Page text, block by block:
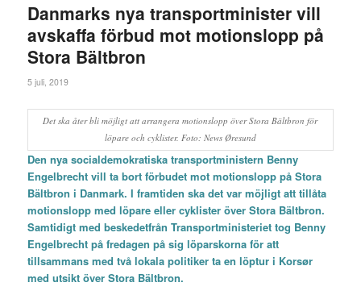
Danmarks nya transportminister vill
avskaffa förbud mot motionslopp på
Stora Bältbron
5 juli, 2019
Det ska åter bli möjligt att arrangera motionslopp över Stora Bältbron för
löpare och cyklister. Foto: News Øresund
Den nya socialdemokratiska transportministern Benny
Engelbrecht vill ta bort förbudet mot motionslopp på Stora
Bältbron i Danmark. I framtiden ska det var möjligt att tillåta
motionslopp med löpare eller cyklister över Stora Bältbron.
Samtidigt med beskedetfrån Transportministeriet tog Benny
Engelbrecht på fredagen på sig löparskorna för att
tillsammans med två lokala politiker ta en löptur i Korsør
med utsikt över Stora Bältbron.